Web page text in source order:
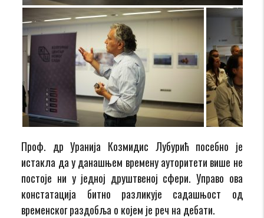
Проф. др Уранија Козмидис Лубурић посебно је
истакла да у данашњем времену ауторитети више не
постоје ни у једној друштвеној сфери. Управо ова
констатација битно разликује садашњост од
временског раздобља о којем је реч на дебати.